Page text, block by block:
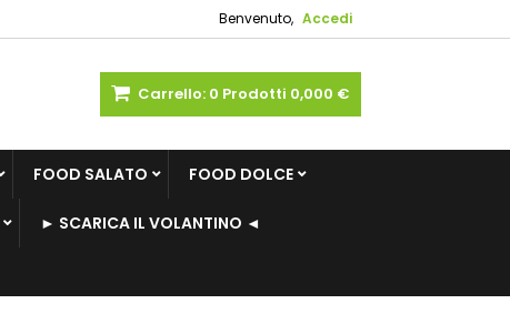
Benvenuto, Accedi
Carrello: 0 Prodotti 0,000 €
FOOD SALATO FOOD DOLCE
► SCARICA IL VOLANTINO ◄